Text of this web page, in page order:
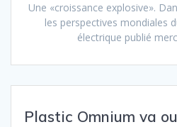
Une «croissance explosive».
les perspectives mondiales
électrique publié
Plastic Omnium va